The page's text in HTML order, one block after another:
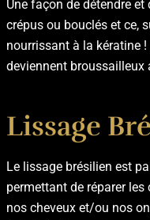
Une façon de détendre
crépus ou bouclés et ce,
nourrissant à la kératine
deviennent broussailleux
Lissage
Le lissage brésilien est
permettant de réparer
nos cheveux et/ou nos